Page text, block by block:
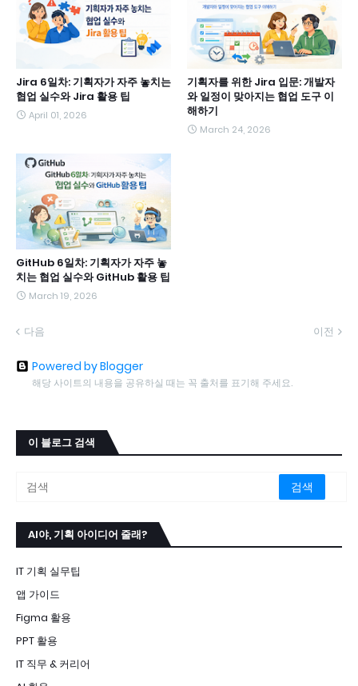
Jira 6일차: 기획자가 자주 놓치는
협업 실수와 Jira 활용 팁
April 01, 2026
기획자를 위한 Jira 입문: 개발자
와 일정이 맞아지는 협업 도구 이
해하기
March 24, 2026
GitHub 6일차: 기획자가 자주 놓
치는 협업 실수와 GitHub 활용 팁
March 19, 2026
다음 이전
Powered by Blogger
해당 사이트의 내용을 공유하실 때는 꼭 출처를 표기해 주세요.
이 블로그 검색
AI야, 기획 아이디어 줄래?
IT 기획 실무팁
앱 가이드
Figma 활용
PPT 활용
IT 직무 & 커리어